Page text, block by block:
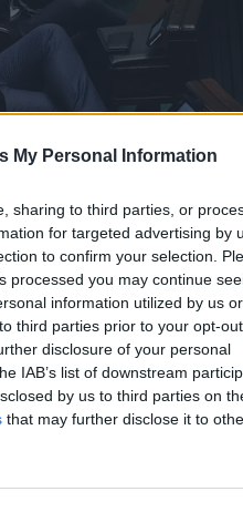
My Personal Information
sharing to third parties, or
for targeted advertising by
to confirm your selection.
processed you may continue
information utilized by us or
third parties prior to your opt-
disclosure of your personal
IAB’s list of downstream
by us to third parties on
that may further disclose it to
pozostało sporo czasu, w
rywalizacja o najlepsze
Bosaka i Sławomira
koalicji z PiS.